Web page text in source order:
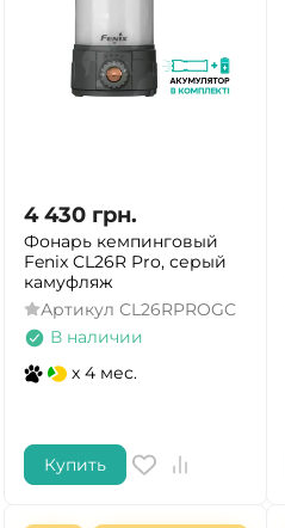
4 430 грн.
Фонарь кемпинговый
Fenix CL26R Pro, серый
камуфляж
Артикул CL26RPROGC
В наличии
x 4 мес.
Купить